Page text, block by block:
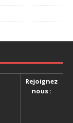
Rejoignez
nous :